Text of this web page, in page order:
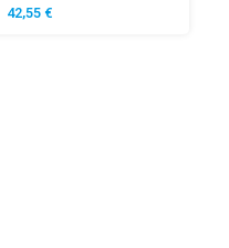
42,55 €